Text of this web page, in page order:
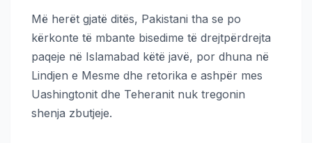
Më herët gjatë ditës, Pakistani tha se po
kërkonte të mbante bisedime të drejtpërdrejta
paqeje në Islamabad këtë javë, por dhuna në
Lindjen e Mesme dhe retorika e ashpër mes
Uashingtonit dhe Teheranit nuk tregonin
shenja zbutjeje.